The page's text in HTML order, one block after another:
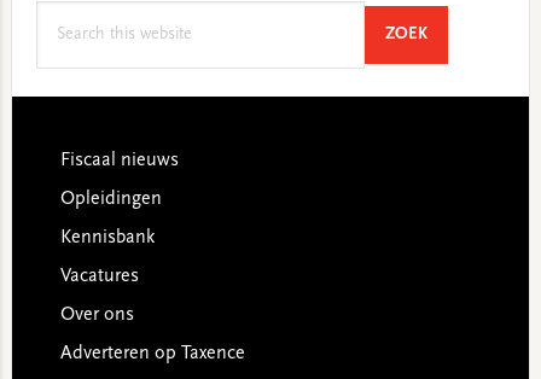
ZOEKSEARCH
Footer
Fiscaal nieuws
Opleidingen
Kennisbank
Vacatures
Over ons
Adverteren op Taxence